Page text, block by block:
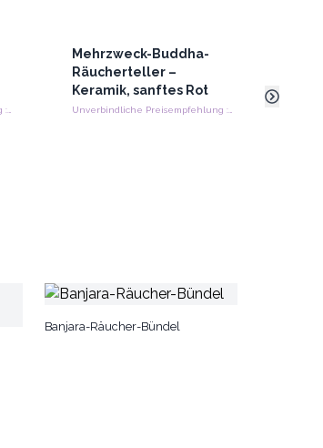
Mehrzweck-Buddha-
Räucherteller –
Keramik, sanftes Rot
Unverbindliche Preisempfehlung : €18.00/Stück
Banjara-Räucher-Bündel